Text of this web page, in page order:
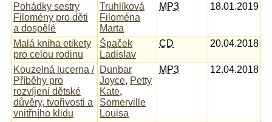
Pohádky sestry
Filomény pro děti
a dospělé
Truhlíková
Filoména
Marta
MP3 18.01.2019
Malá kniha etikety
pro celou rodinu
Špaček
Ladislav
CD 20.04.2018
Kouzelná lucerna /
Příběhy pro
rozvíjení dětské
důvěry, tvořivosti a
vnitřního klidu
Dunbar
Joyce, Petty
Kate,
Somerville
Louisa
MP3 12.04.2018